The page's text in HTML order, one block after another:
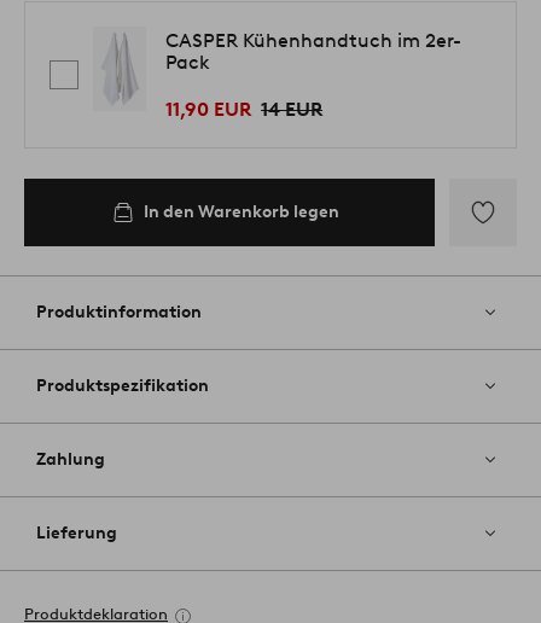
CASPER Kühenhandtuch im 2er-
Pack
11,90 EUR 14 EUR
In den Warenkorb legen
Favoriten
Produktinformation
Produktspezifikation
Zahlung
Lieferung
Produktdeklaration